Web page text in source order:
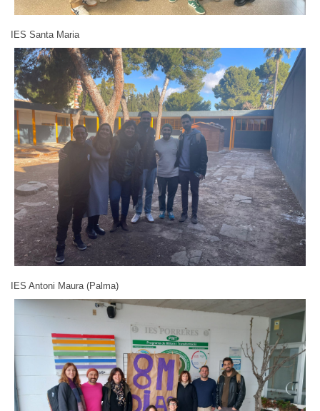
IES Santa Maria
IES Antoni Maura (Palma)